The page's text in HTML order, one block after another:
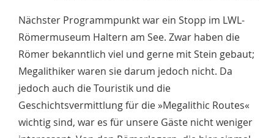
Nächster Programmpunkt war ein Stopp im LWL-
Römermuseum Haltern am See. Zwar haben die
Römer bekanntlich viel und gerne mit Stein gebaut;
Megalithiker waren sie darum jedoch nicht. Da
jedoch auch die Touristik und die
Geschichtsvermittlung für die »Megalithic Routes«
wichtig sind, war es für unsere Gäste nicht weniger